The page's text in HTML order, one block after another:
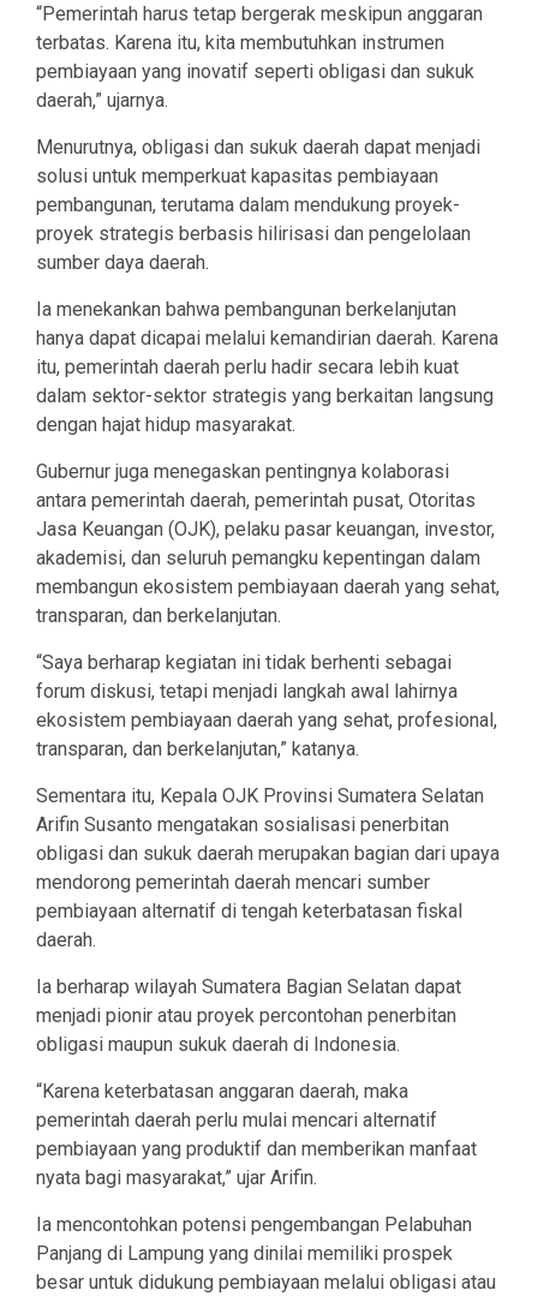
“Pemerintah harus tetap bergerak meskipun anggaran
terbatas. Karena itu, kita membutuhkan instrumen
pembiayaan yang inovatif seperti obligasi dan sukuk
daerah,” ujarnya.
Menurutnya, obligasi dan sukuk daerah dapat menjadi
solusi untuk memperkuat kapasitas pembiayaan
pembangunan, terutama dalam mendukung proyek-
proyek strategis berbasis hilirisasi dan pengelolaan
sumber daya daerah.
Ia menekankan bahwa pembangunan berkelanjutan
hanya dapat dicapai melalui kemandirian daerah. Karena
itu, pemerintah daerah perlu hadir secara lebih kuat
dalam sektor-sektor strategis yang berkaitan langsung
dengan hajat hidup masyarakat.
Gubernur juga menegaskan pentingnya kolaborasi
antara pemerintah daerah, pemerintah pusat, Otoritas
Jasa Keuangan (OJK), pelaku pasar keuangan, investor,
akademisi, dan seluruh pemangku kepentingan dalam
membangun ekosistem pembiayaan daerah yang sehat,
transparan, dan berkelanjutan.
“Saya berharap kegiatan ini tidak berhenti sebagai
forum diskusi, tetapi menjadi langkah awal lahirnya
ekosistem pembiayaan daerah yang sehat, profesional,
transparan, dan berkelanjutan,” katanya.
Sementara itu, Kepala OJK Provinsi Sumatera Selatan
Arifin Susanto mengatakan sosialisasi penerbitan
obligasi dan sukuk daerah merupakan bagian dari upaya
mendorong pemerintah daerah mencari sumber
pembiayaan alternatif di tengah keterbatasan fiskal
daerah.
Ia berharap wilayah Sumatera Bagian Selatan dapat
menjadi pionir atau proyek percontohan penerbitan
obligasi maupun sukuk daerah di Indonesia.
“Karena keterbatasan anggaran daerah, maka
pemerintah daerah perlu mulai mencari alternatif
pembiayaan yang produktif dan memberikan manfaat
nyata bagi masyarakat,” ujar Arifin.
Ia mencontohkan potensi pengembangan Pelabuhan
Panjang di Lampung yang dinilai memiliki prospek
besar untuk didukung pembiayaan melalui obligasi atau